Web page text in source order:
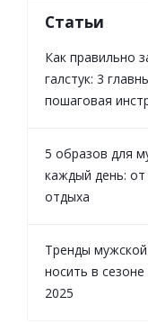
Статьи
Как правильно
галстук: 3
пошаговая
5 образов для
каждый день:
отдыха
Тренды
носить в
2025